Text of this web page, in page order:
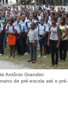
Antônio Grandini
de pré-escola até o